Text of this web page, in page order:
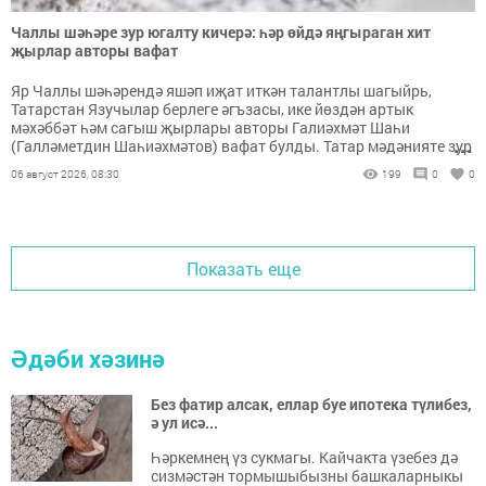
Чаллы шәһәре зур югалту кичерә: һәр өйдә яңгыраган хит
җырлар авторы вафат
Яр Чаллы шәһәрендә яшәп иҗат иткән талантлы шагыйрь,
Татарстан Язучылар берлеге әгъзасы, ике йөздән артык
мәхәббәт һәм сагыш җырлары авторы Галиәхмәт Шаһи
(Галләметдин Шаһиәхмәтов) вафат булды. Татар мәдәнияте зур
...
06 август 2026, 08:30 199 0 0
Показать еще
Әдәби хәзинә
Без фатир алсак, еллар буе ипотека түлибез,
ә ул исә...
Һәркемнең үз сукмагы. Кайчакта үзебез дә
сизмәстән тормышыбызны башкаларныкы